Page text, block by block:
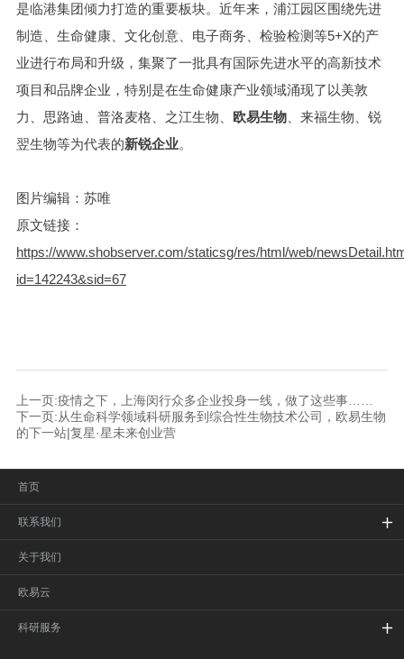
是临港集团倾力打造的重要板块。近年来，浦江园区围绕先进
制造、生命健康、文化创意、电子商务、检验检测等5+X的产
业进行布局和升级，集聚了一批具有国际先进水平的高新技术
项目和品牌企业，特别是在生命健康产业领域涌现了以美敦
力、思路迪、普洛麦格、之江生物、 欧易生物、来福生物、锐
翌生物等为代表的新锐企业。
图片编辑：苏唯
原文链接：
https://www.shobserver.com/staticsg/res/html/web/
id=142243&sid=67
上一页:疫情之下，上海闵行众多企业投身一线，做了这些事……
下一页:从生命科学领域科研服务到综合性生物技术公司，欧易生物
的下一站|复星·星未来创业营
首页
联系我们
关于我们
欧易云
科研服务